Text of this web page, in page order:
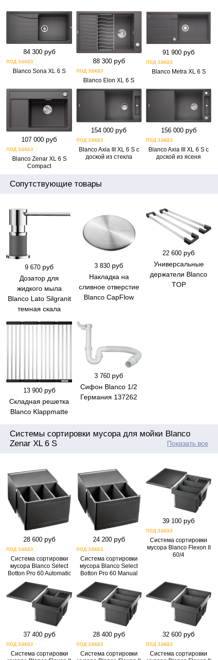
84 300 руб
под заказ
Blanco Sona XL 6 S
88 300 руб
под заказ
Blanco Elon XL 6 S
91 900 руб
под заказ
Blanco Metra XL 6 S
107 000 руб
под заказ
Blanco Zenar XL 6 S
Compact
154 000 руб
под заказ
Blanco Axia III XL 6 S с
доской из стекла
156 000 руб
под заказ
Blanco Axia III XL 6 S с
доской из ясеня
Сопутствующие товары
9 670 руб
Дозатор для
жидкого мыла
Blanco Lato Silgranit
темная скала
3 830 руб
Накладка на
сливное отверстие
Blanco CapFlow
22 600 руб
Универсальные
держатели Blanco
TOP
13 900 руб
Складная решетка
Blanco Klappmatte
3 760 руб
Сифон Blanco 1/2
Германия 137262
Системы сортировки мусора для мойки Blanco
Zenar XL 6 S
Показать все
28 600 руб
под заказ
Система сортировки
мусора Blanco Select
Botton Pro 60 Automatic
24 200 руб
под заказ
Система сортировки
мусора Blanco Select
Botton Pro 60 Manual
39 100 руб
под заказ
Система сортировки
мусора Blanco Flexon II
60/4
37 400 руб
под заказ
Система сортировки
28 400 руб
под заказ
Система сортировки
32 600 руб
под заказ
Система сортировки